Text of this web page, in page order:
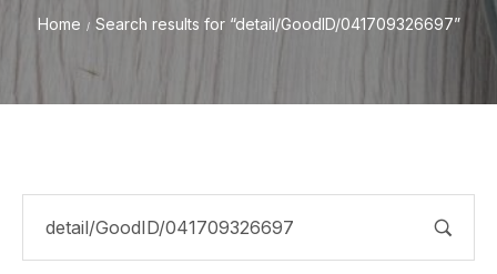
Home / Search results for “detail/GoodID/041709326697”